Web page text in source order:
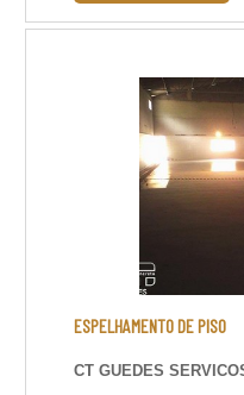
aparência de um
de restauração
processo dev....
ESPELHAMENTO DE PISO
CT GUEDES